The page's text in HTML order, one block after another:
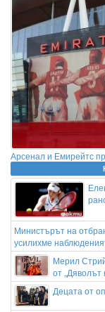
Арсенал и Емирейтс
Министърът на
усилихме
Мерил
от
Децата от